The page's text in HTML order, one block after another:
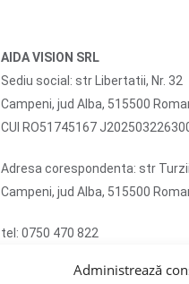
Administrează
AIDA VISION SRL
Sediu social: str Libertatii, Nr. 32
Campeni, jud Alba, 515500
CUI RO51745167
Adresa corespondenta: str
Campeni, jud Alba, 515500
tel: 0750 470 822
Nu detinem magazin de